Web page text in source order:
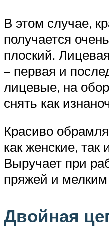
В этом случае,
получается
плоский.
– первая и
лицевые, на
снять как
Красиво
как женские, так
Выручает при
пряжей и мелким
Двойная